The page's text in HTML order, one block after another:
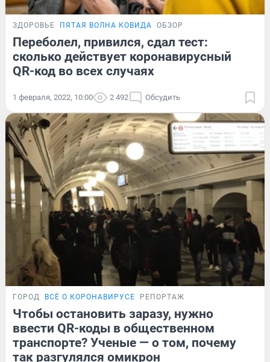
ЗДОРОВЬЕ ПЯТАЯ ВОЛНА КОВИДА ОБЗОР
Переболел, привился, сдал тест:
сколько действует коронавирусный
QR-код во всех случаях
1 февраля, 2022, 10:00 2 492 Обсудить
ГОРОД ВСЁ О КОРОНАВИРУСЕ РЕПОРТАЖ
Чтобы остановить заразу, нужно
ввести QR-коды в общественном
транспорте? Ученые — о том, почему
так разгулялся омикрон